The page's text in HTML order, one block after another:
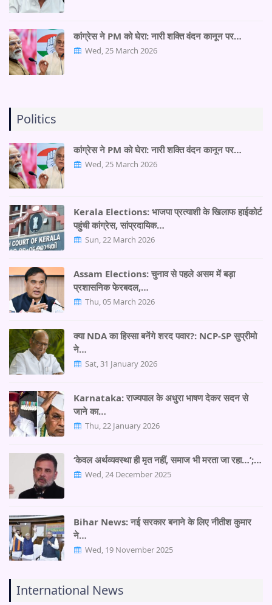
कांग्रेस ने PM को घेरा: नारी शक्ति वंदन कानून पर…
Wed, 25 March 2026
Politics
कांग्रेस ने PM को घेरा: नारी शक्ति वंदन कानून पर…
Wed, 25 March 2026
Kerala Elections: भाजपा प्रत्याशी के खिलाफ हाईकोर्ट
पहुंची कांग्रेस, सांप्रदायिक…
Sun, 22 March 2026
Assam Elections: चुनाव से पहले असम में बड़ा
प्रशासनिक फेरबदल,…
Thu, 05 March 2026
क्या NDA का हिस्सा बनेंगे शरद पवार?: NCP-SP सुप्रीमो
ने…
Sat, 31 January 2026
Karnataka: राज्यपाल के अधुरा भाषण देकर सदन से
जाने का…
Thu, 22 January 2026
‘केवल अर्थव्यवस्था ही मृत नहीं, समाज भी मरता जा रहा…’;…
Wed, 24 December 2025
Bihar News: नई सरकार बनाने के लिए नीतीश कुमार
ने…
Wed, 19 November 2025
International News